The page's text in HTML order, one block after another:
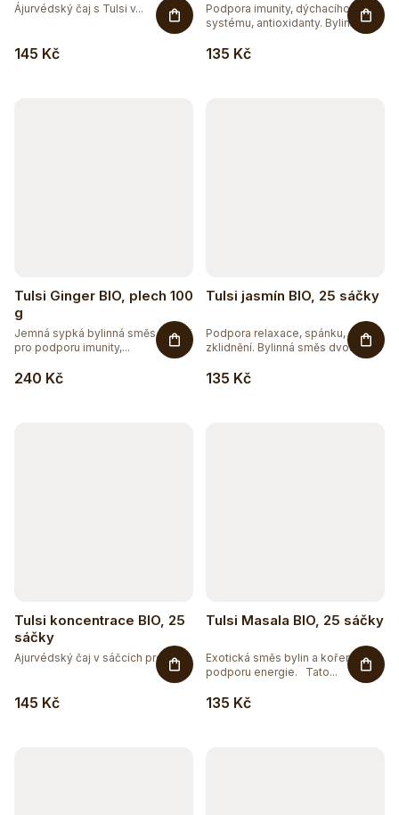
145 Kč
Ájurvédský čaj s Tulsi v...
135 Kč
Podpora imunity, dýchacího
systému, antioxidanty. Bylinná...
Tulsi Ginger BIO, plech 100
g
240 Kč
Jemná sypká bylinná směs s Tulsi
pro podporu imunity,...
Tulsi jasmín BIO, 25 sáčky
135 Kč
Podpora relaxace, spánku,
zklidnění. Bylinná směs dvou
Tulsi koncentrace BIO, 25
sáčky
145 Kč
Ajurvédský čaj v sáčcích pro...
Tulsi Masala BIO, 25 sáčky
135 Kč
Exotická směs bylin a koření pro
podporu energie. Tato...